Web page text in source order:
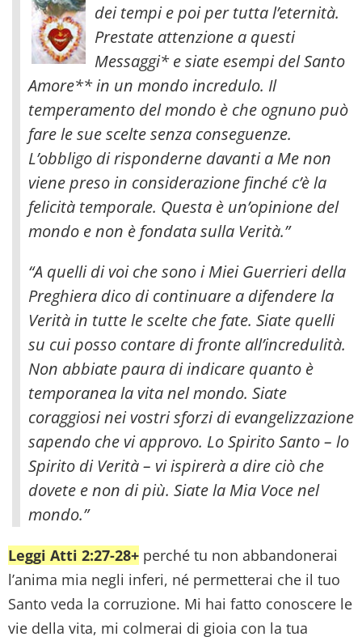
dei tempi e poi per tutta l’eternità.
Prestate attenzione a questi
Messaggi* e siate esempi del Santo
Amore** in un mondo incredulo. Il
temperamento del mondo è che ognuno può
fare le sue scelte senza conseguenze.
L’obbligo di risponderne davanti a Me non
viene preso in considerazione finché c’è la
felicità temporale. Questa è un’opinione del
mondo e non è fondata sulla Verità.”
“A quelli di voi che sono i Miei Guerrieri della
Preghiera dico di continuare a difendere la
Verità in tutte le scelte che fate. Siate quelli
su cui posso contare di fronte all’incredulità.
Non abbiate paura di indicare quanto è
temporanea la vita nel mondo. Siate
coraggiosi nei vostri sforzi di evangelizzazione
sapendo che vi approvo. Lo Spirito Santo – lo
Spirito di Verità – vi ispirerà a dire ciò che
dovete e non di più. Siate la Mia Voce nel
mondo.”
Leggi Atti 2:27-28+ perché tu non abbandonerai
l’anima mia negli inferi, né permetterai che il tuo
Santo veda la corruzione. Mi hai fatto conoscere le
vie della vita, mi colmerai di gioia con la tua